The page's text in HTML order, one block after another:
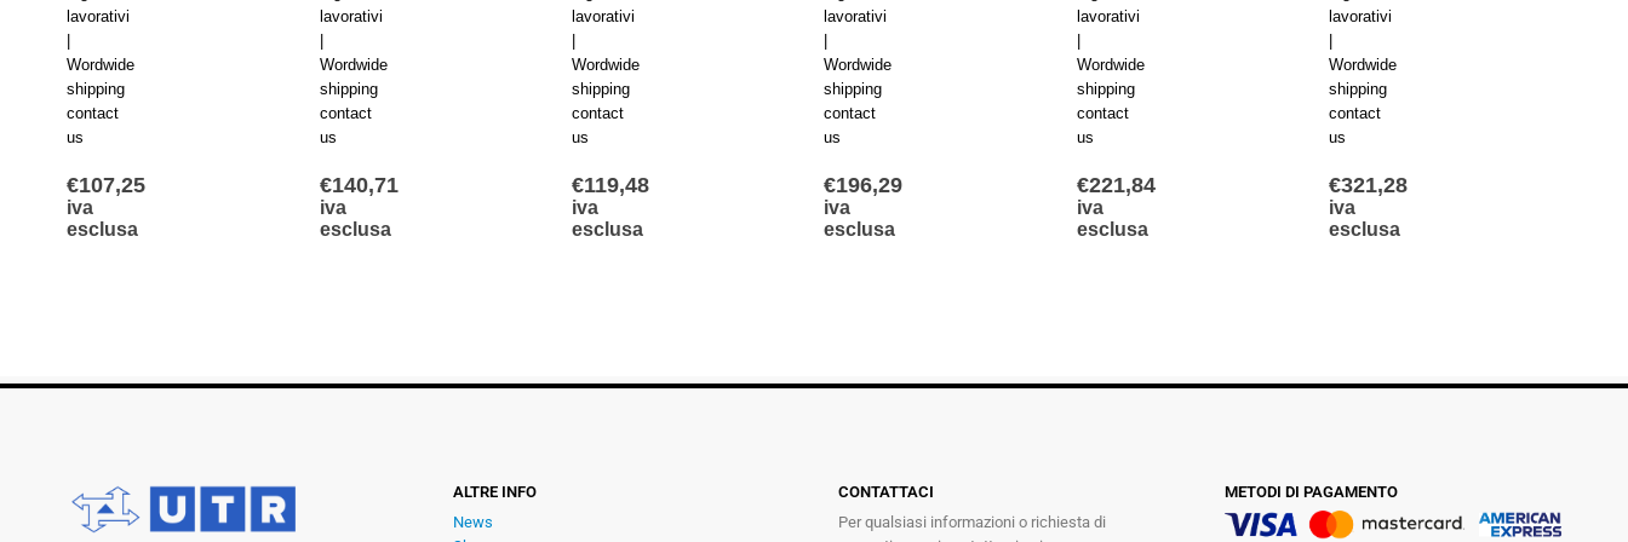
lavorativi
Wordwide
shipping
contact
us
€107,25
iva
esclusa
lavorativi
Wordwide
shipping
contact
us
€140,71
iva
esclusa
lavorativi
Wordwide
shipping
contact
us
€119,48
iva
esclusa
lavorativi
Wordwide
shipping
contact
us
€196,29
iva
esclusa
lavorativi
Wordwide
shipping
contact
us
€221,84
iva
esclusa
lavorativi
Wordwide
shipping
contact
us
€321,28
iva
esclusa
ALTRE INFO
News
CONTATTACI
Per qualsiasi informazioni o richiesta di
METODI DI PAGAMENTO